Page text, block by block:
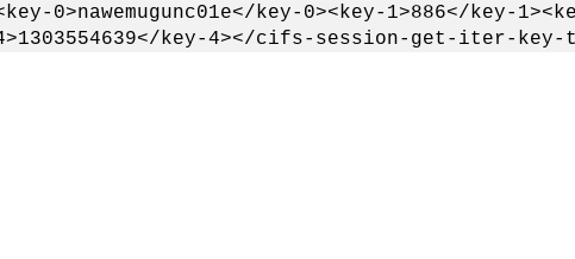
key-0><key-1>886</key-
4>1303554639</key-4></cifs-session-get-iter-key-